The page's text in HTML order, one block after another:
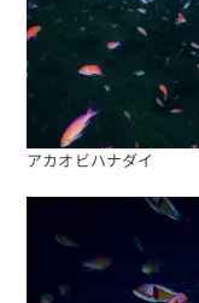
アカオビハナダイ